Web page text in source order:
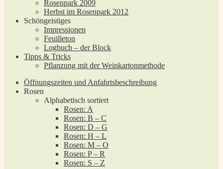
Rosenpark 2009
Herbst im Rosenpark 2012
Schöngeistiges
Impressionen
Feuilleton
Logbuch – der Block
Tipps & Tricks
Pflanzung mit der Weinkartonmethode
Öffnungszeiten und Anfahrtsbeschreibung
Rosen
Alphabetisch sortiert
Rosen: A
Rosen: B – C
Rosen: D – G
Rosen: H – L
Rosen: M – O
Rosen: P – R
Rosen: S – Z